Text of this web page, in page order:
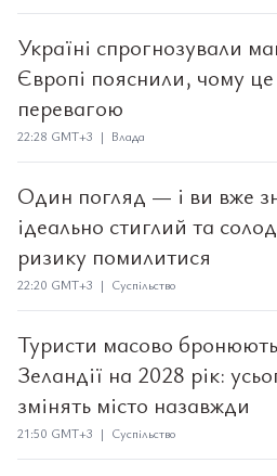
Україні спрогнозували
Європі пояснили, чому
перевагою
22:28 GMT+3 | Влада
Один погляд — і ви вже
ідеально стиглий та
ризику помилитися
22:20 GMT+3 | Суспільство
Туристи масово бронюють
Зеландії на 2028 рік:
змінять місто назавжди
21:50 GMT+3 | Суспільство